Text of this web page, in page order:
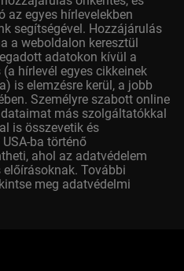
az egyes hírlevelekben
segítségével. Hozzájárulás
a weboldalon keresztül
adatokon kívül a
hírlevél egyes cikkeinek
is elemzésre kerül, a jobb
Személyre szabott online
más szolgáltatókkal
is összevetik és
ba történő
ahol az adatvédelem
További
meg adatvédelmi